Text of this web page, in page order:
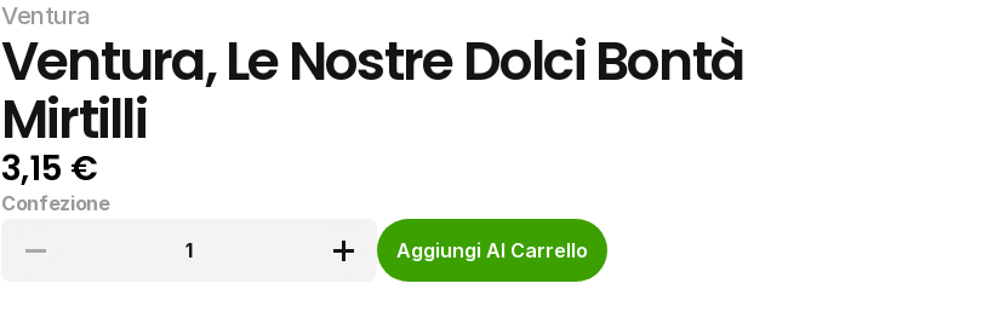
Ventura
Ventura, Le Nostre Dolci Bontà
Mirtilli
3,15 €
Confezione
1
Aggiungi Al Carrello